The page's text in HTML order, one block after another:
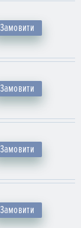
Замовити
Замовити
Замовити
Замовити